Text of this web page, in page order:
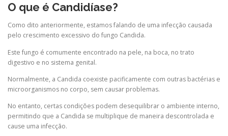
O que é Candidíase?
Como dito anteriormente, estamos falando de uma infecção causada
pelo crescimento excessivo do fungo Candida.
Este fungo é comumente encontrado na pele, na boca, no trato
digestivo e no sistema genital.
Normalmente, a Candida coexiste pacificamente com outras bactérias e
microorganismos no corpo, sem causar problemas.
No entanto, certas condições podem desequilibrar o ambiente interno,
permitindo que a Candida se multiplique de maneira descontrolada e
cause uma infecção.